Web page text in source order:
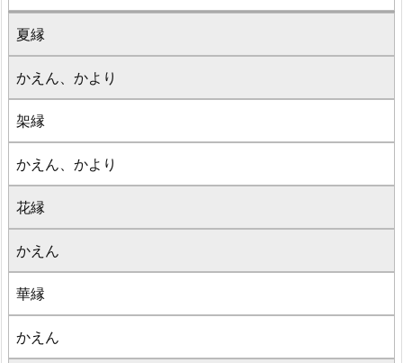
夏縁
かえん、かより
架縁
かえん、かより
花縁
かえん
華縁
かえん